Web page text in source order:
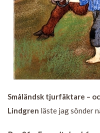
Småländsk tjurfäktare –
Lindgren läste jag sönder